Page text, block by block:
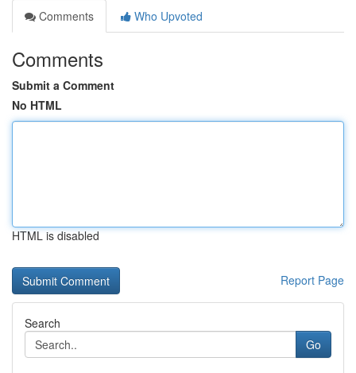
Comments
Who Upvoted
Comments
Submit a Comment
No HTML
HTML is disabled
Report Page
Search
Go